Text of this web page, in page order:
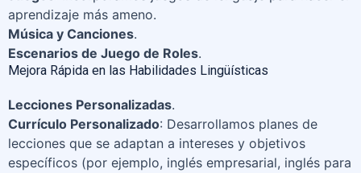
aprendizaje más ameno.
Música y Canciones.
Escenarios de Juego de Roles.
Mejora Rápida en las Habilidades Lingüísticas
Lecciones Personalizadas.
Currículo Personalizado: Desarrollamos planes de
lecciones que se adaptan a intereses y objetivos
específicos (por ejemplo, inglés empresarial, inglés para